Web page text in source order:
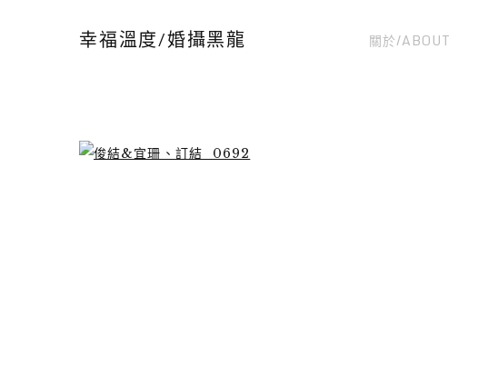
幸福溫度/婚攝黑龍 關於/ABOUT